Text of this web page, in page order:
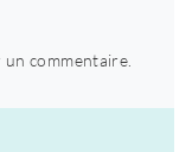
commentaire.